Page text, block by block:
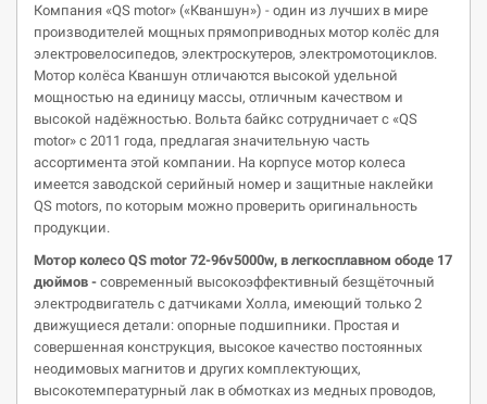
Компания «QS motor» («Кваншун») - один из лучших в мире
производителей мощных прямоприводных мотор колёс для
электровелосипедов, электроскутеров, электромотоциклов.
Мотор колёса Кваншун отличаются высокой удельной
мощностью на единицу массы, отличным качеством и
высокой надёжностью. Вольта байкс сотрудничает с «QS
motor» с 2011 года, предлагая значительную часть
ассортимента этой компании. На корпусе мотор колеса
имеется заводской серийный номер и защитные наклейки
QS motors, по которым можно проверить оригинальность
продукции.
Мотор колесо QS motor 72-96v5000w, в легкосплавном ободе 17
дюймов - современный высокоэффективный безщёточный
электродвигатель с датчиками Холла, имеющий только 2
движущиеся детали: опорные подшипники. Простая и
совершенная конструкция, высокое качество постоянных
неодимовых магнитов и других комплектующих,
высокотемпературный лак в обмотках из медных проводов,